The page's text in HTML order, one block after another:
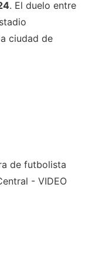
. El duelo entre
ciudad de
de futbolista
- VIDEO